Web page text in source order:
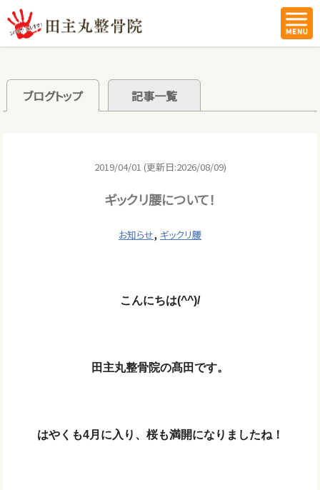
ブログトップ 記事一覧
2019/04/01 (更新日:2026/08/09)
ギックリ腰について！
お知らせ, ギックリ腰
こんにちは(^^)/
田主丸整骨院の髙田です。
はやくも4月に入り、桜も満開になりましたね！